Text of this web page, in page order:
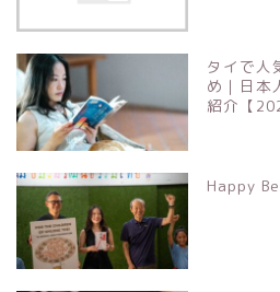
タイで人
め｜日本
紹介【
Happy